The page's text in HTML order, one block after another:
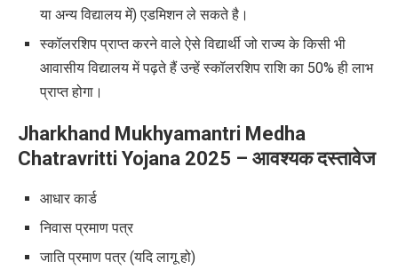
या अन्य विद्यालय में) एडमिशन ले सकते है।
स्कॉलरशिप प्राप्त करने वाले ऐसे विद्यार्थी जो राज्य के किसी भी
आवासीय विद्यालय में पढ़ते हैं उन्हें स्कॉलरशिप राशि का 50% ही लाभ
प्राप्त होगा।
Jharkhand Mukhyamantri Medha
Chatravritti Yojana 2025 – आवश्यक दस्तावेज
आधार कार्ड
निवास प्रमाण पत्र
जाति प्रमाण पत्र (यदि लागू हो)